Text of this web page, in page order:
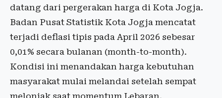
datang dari pergerakan harga di Kota Jogja.
Badan Pusat Statistik Kota Jogja mencatat
terjadi deflasi tipis pada April 2026 sebesar
0,01% secara bulanan (month-to-month).
Kondisi ini menandakan harga kebutuhan
masyarakat mulai melandai setelah sempat